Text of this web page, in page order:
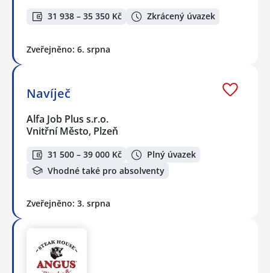
31 938 – 35 350 Kč Zkrácený úvazek
Zveřejněno: 6. srpna
Navíječ
Alfa Job Plus s.r.o.
Vnitřní Město, Plzeň
31 500 – 39 000 Kč
Plný úvazek
Vhodné také pro absolventy
Zveřejněno: 3. srpna